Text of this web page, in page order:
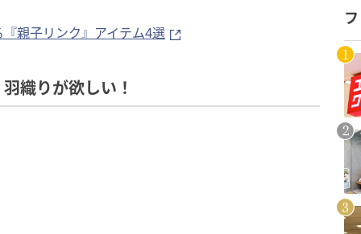
親子リンク』アイテム4選
織りが欲しい！